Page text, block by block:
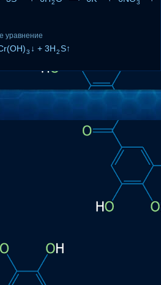
2 3
уравнение
3 ↓ + 3H2S↑